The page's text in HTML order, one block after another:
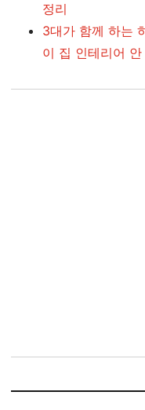
정리
3대가 함께 하는
이 집 인테리어